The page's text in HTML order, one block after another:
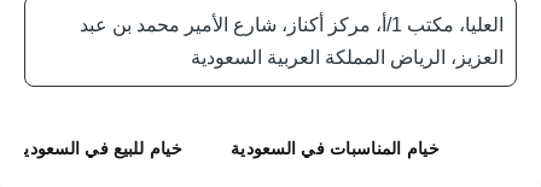
العليا، مكتب 1/أ، مركز أكناز، شارع الأمير محمد بن عبد
العزيز، الرياض المملكة العربية السعودية
خيام المناسبات في السعودية خيام للبيع في السعودية